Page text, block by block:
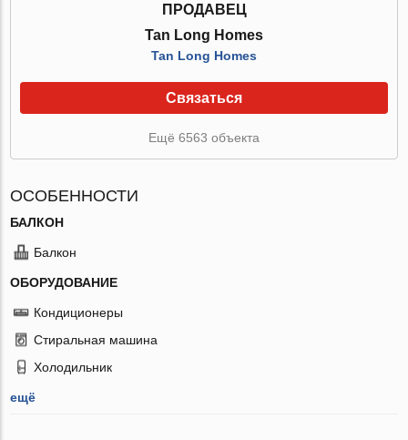
ПРОДАВЕЦ
Tan Long Homes
Tan Long Homes
Связаться
Ещё 6563 объекта
ОСОБЕННОСТИ
БАЛКОН
Балкон
ОБОРУДОВАНИЕ
Кондиционеры
Стиральная машина
Холодильник
ещё